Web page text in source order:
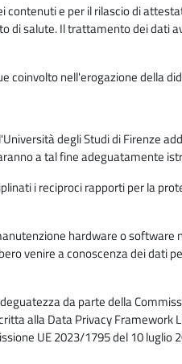
e per il rilascio di
salute. Il trattamento dei dati
coinvolto nell'erogazione della
degli Studi di Firenze
a tal fine adeguatamente
i reciproci rapporti per la
hardware o
venire a conoscenza dei dati
da parte della
alla Data Privacy Framework
UE 2023/1795 del 10 luglio